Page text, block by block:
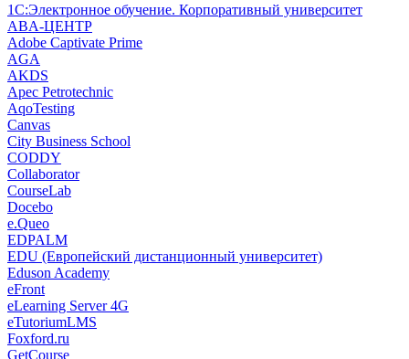
1С:Электронное обучение. Корпоративный университет
ABA-ЦЕНТР
Adobe Captivate Prime
AGA
AKDS
Apec Petrotechnic
AqoTesting
Canvas
City Business School
CODDY
Collaborator
CourseLab
Docebo
e.Queo
EDPALM
EDU (Европейский дистанционный университет)
Eduson Academy
eFront
eLearning Server 4G
eTutoriumLMS
Foxford.ru
GetCourse